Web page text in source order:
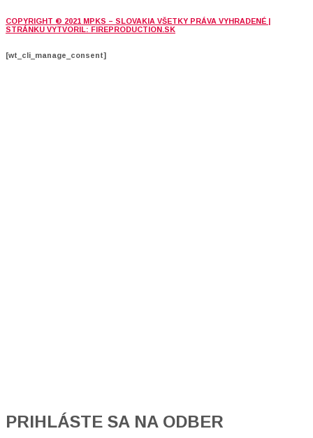
COPYRIGHT © 2021 MPKS – SLOVAKIA VŠETKY PRÁVA VYHRADENÉ |
STRÁNKU VYTVORIL: FIREPRODUCTION.SK
[wt_cli_manage_consent]
PRIHLÁSTE SA NA ODBER